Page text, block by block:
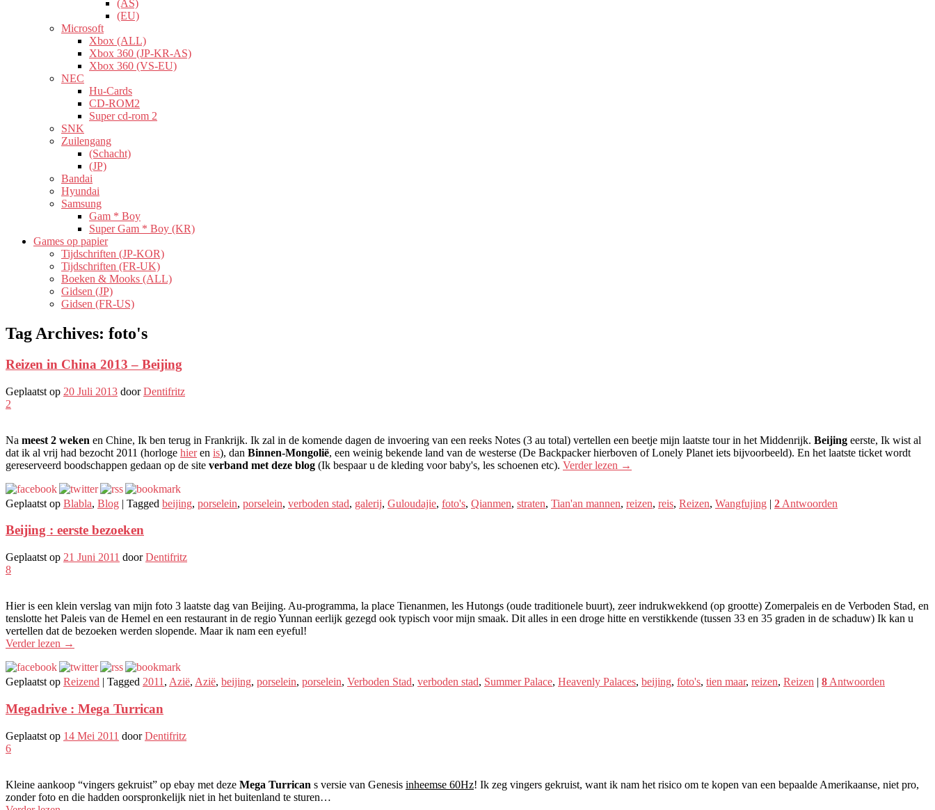
(AS)
(EU)
Microsoft
Xbox (ALL)
Xbox 360 (JP-KR-AS)
Xbox 360 (VS-EU)
NEC
Hu-Cards
CD-ROM2
Super cd-rom 2
SNK
Zuilengang
(Schacht)
(JP)
Bandai
Hyundai
Samsung
Gam * Boy
Super Gam * Boy (KR)
Games op papier
Tijdschriften (JP-KOR)
Tijdschriften (FR-UK)
Boeken & Mooks (ALL)
Gidsen (JP)
Gidsen (FR-US)
Tag Archives: foto's
Reizen in China 2013 – Beijing
Geplaatst op 20 Juli 2013 doorDentifritz
2
Na meest 2 weken en Chine, Ik ben terug in Frankrijk. Ik zal in de komende dagen de invoering van een reeks Notes (3 au total) vertellen een beetje mijn laatste tour in het Middenrijk. Beijing eerste, Ik wist al
dat ik al vrij had bezocht 2011 (horloge hieren is), dan Binnen-Mongolië, een weinig bekende land van de westerse (De Backpacker hierboven of Lonely Planet iets bijvoorbeeld). En het laatste ticket wordt
gereserveerd boodschappen gedaan op de site verband met deze blog (Ik bespaar u de kleding voor baby's, les schoenen etc). Verder lezen →
Geplaatst op Blabla, Blog | Tagged beijing, porselein, porselein, verboden stad, galerij, Guloudajie, foto's, Qianmen, straten, Tian'an mannen, reizen, reis, Reizen, Wangfujing | 2 Antwoorden
Beijing : eerste bezoeken
Geplaatst op 21 Juni 2011 doorDentifritz
8
Hier is een klein verslag van mijn foto 3 laatste dag van Beijing. Au-programma, la place Tienanmen, les Hutongs (oude traditionele buurt), zeer indrukwekkend (op grootte) Zomerpaleis en de Verboden Stad, en
tenslotte het Paleis van de Hemel en een restaurant in de regio Yunnan eerlijk gezegd ook typisch voor mijn smaak. Dit alles in een droge hitte en verstikkende (tussen 33 en 35 graden in de schaduw) Ik kan u
vertellen dat de bezoeken werden slopende. Maar ik nam een ​​eyeful!
Verder lezen →
Geplaatst op Reizend | Tagged 2011 , Azië, Azië, beijing, porselein, porselein, Verboden Stad, verboden stad, Summer Palace, Heavenly Palaces, beijing, foto's, tien maar, reizen, Reizen | 8 Antwoorden
Megadrive : Mega Turrican
Geplaatst op 14 Mei 2011 doorDentifritz
6
Kleine aankoop “vingers gekruist” op ebay met deze Mega Turrican s versie van Genesis inheemse 60Hz! Ik zeg vingers gekruist, want ik nam het risico om te kopen van een bepaalde Amerikaanse, niet pro,
zonder foto en die hadden oorspronkelijk niet in het buitenland te sturen…